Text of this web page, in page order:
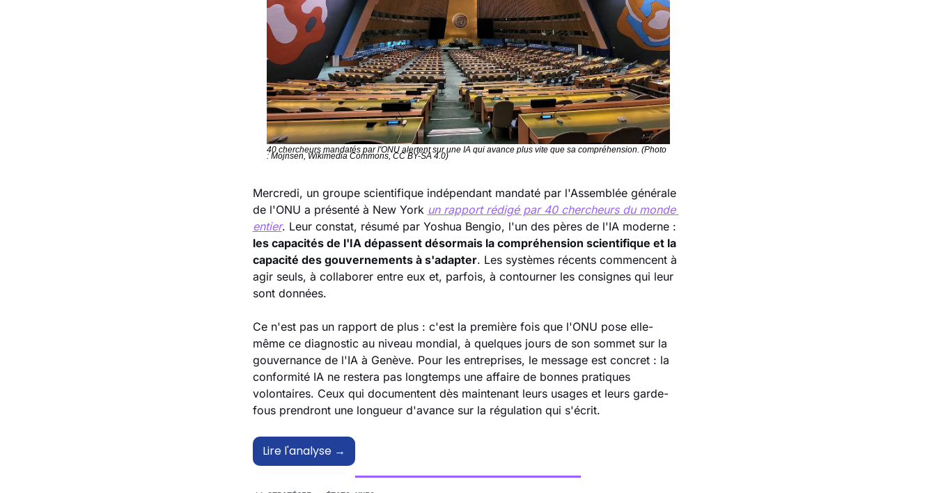
40 chercheurs mandatés par l'ONU alertent sur une IA qui avance plus vite que sa compréhension. (Photo
: Mojnsen, Wikimedia Commons, CC BY-SA 4.0)
Mercredi, un groupe scientifique indépendant mandaté par l'Assemblée générale
de l'ONU a présenté à New York un rapport rédigé par 40 chercheurs du monde
entier
les capacités de l'IA dépassent désormais la compréhension scientifique et la
capacité des gouvernements à s'adapter. Les systèmes récents commencent à
agir seuls, à collaborer entre eux et, parfois, à contourner les consignes qui leur
sont données.
Ce n'est pas un rapport de plus : c'est la première fois que l'ONU pose elle-
même ce diagnostic au niveau mondial, à quelques jours de son sommet sur la
gouvernance de l'IA à Genève. Pour les entreprises, le message est concret : la
conformité IA ne restera pas longtemps une affaire de bonnes pratiques
volontaires. Ceux qui documentent dès maintenant leurs usages et leurs garde-
fous prendront une longueur d'avance sur la régulation qui s'écrit.
Lire l'analyse →